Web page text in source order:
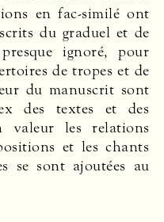
en fac-similé ont
du graduel et de
ignoré, pour
de tropes et de
du manuscrit sont
des textes et des
valeur les relations
et les chants
se sont ajoutées au